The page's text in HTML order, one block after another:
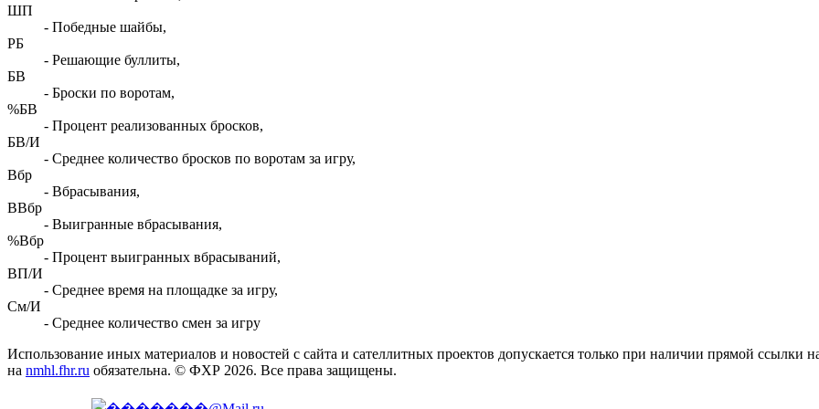
ШП
- Победные шайбы,
РБ
- Решающие буллиты,
БВ
- Броски по воротам,
%БВ
- Процент реализованных бросков,
БВ/И
- Среднее количество бросков по воротам за игру,
Вбр
- Вбрасывания,
ВВбр
- Выигранные вбрасывания,
%Вбр
- Процент выигранных вбрасываний,
ВП/И
- Среднее время на площадке за игру,
См/И
- Среднее количество смен за игру
Использование иных материалов и новостей с сайта и сателлитных проектов допускается только при наличии прямой ссылки
на nmhl.fhr.ru обязательна. © ФХР 2026. Все права защищены.